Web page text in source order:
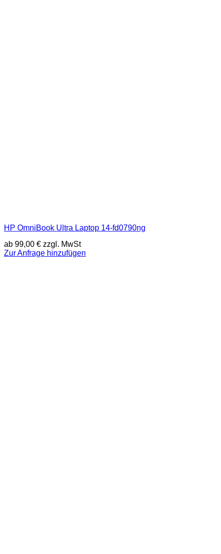
HP OmniBook Ultra Laptop 14-fd0790ng
ab 99,00 € zzgl. MwSt
Zur Anfrage hinzufügen